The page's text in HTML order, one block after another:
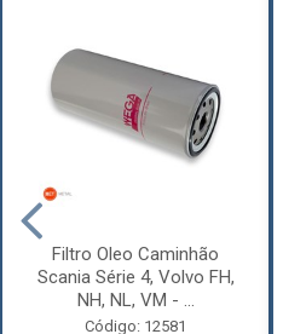
Filtro Oleo Caminhão
Scania Série 4, Volvo FH,
NH, NL, VM - ...
Código: 12581